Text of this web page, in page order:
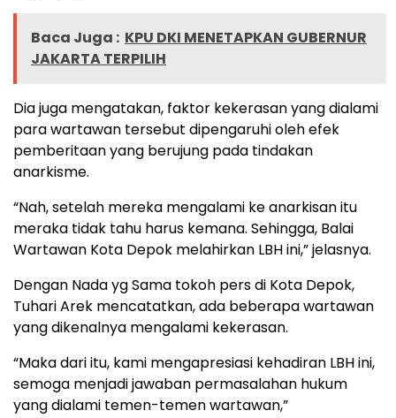
Baca Juga : KPU DKI MENETAPKAN GUBERNUR
JAKARTA TERPILIH
Dia juga mengatakan, faktor kekerasan yang dialami
para wartawan tersebut dipengaruhi oleh efek
pemberitaan yang berujung pada tindakan
anarkisme.
“Nah, setelah mereka mengalami ke anarkisan itu
meraka tidak tahu harus kemana. Sehingga, Balai
Wartawan Kota Depok melahirkan LBH ini,” jelasnya.
Dengan Nada yg Sama tokoh pers di Kota Depok,
Tuhari Arek mencatatkan, ada beberapa wartawan
yang dikenalnya mengalami kekerasan.
“Maka dari itu, kami mengapresiasi kehadiran LBH ini,
semoga menjadi jawaban permasalahan hukum
yang dialami temen-temen wartawan,”